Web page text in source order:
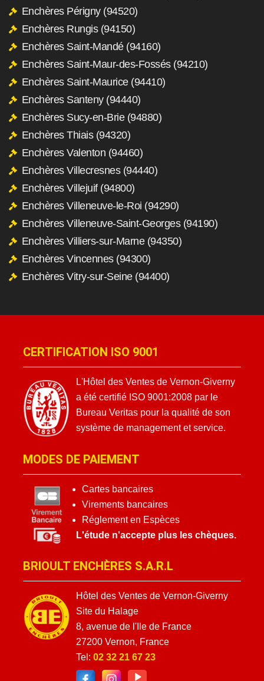
Enchères Périgny (94520)
Enchères Rungis (94150)
Enchères Saint-Mandé (94160)
Enchères Saint-Maur-des-Fossés (94210)
Enchères Saint-Maurice (94410)
Enchères Santeny (94440)
Enchères Sucy-en-Brie (94880)
Enchères Thiais (94320)
Enchères Valenton (94460)
Enchères Villecresnes (94440)
Enchères Villejuif (94800)
Enchères Villeneuve-le-Roi (94290)
Enchères Villeneuve-Saint-Georges (94190)
Enchères Villiers-sur-Marne (94350)
Enchères Vincennes (94300)
Enchères Vitry-sur-Seine (94400)
CERTIFICATION ISO 9001
L'Hôtel des Ventes de Vernon-Giverny
a été certifié ISO 9001:2008 par le
Bureau Veritas pour la qualité de son
système de management et service.
MODES DE PAIEMENT
Cartes bancaires
Virements bancaires
Réglement en Espèces
L'étude n'accepte plus les chèques.
BRIOULT ENCHÈRES S.A.R.L
Hôtel des Ventes de Vernon-Giverny
Site du Halage
8, avenue de l'Ile de France
27200 Vernon, France
Tel: 02 32 21 67 23